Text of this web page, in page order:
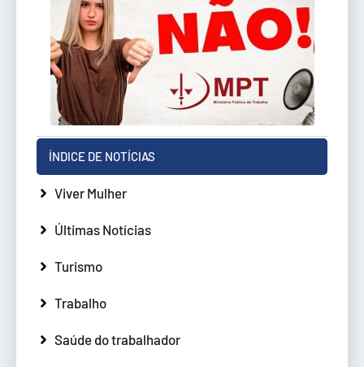
ÍNDICE DE NOTÍCIAS
Viver Mulher
Últimas Notícias
Turismo
Trabalho
Saúde do trabalhador